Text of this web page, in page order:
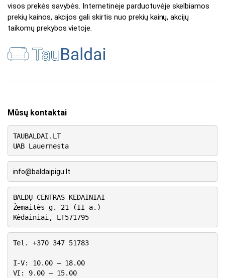
visos prekės savybės. Internetinėje parduotuvėje skelbiamos
prekių kainos, akcijos gali skirtis nuo prekių kainų, akcijų
taikomų prekybos vietoje.
Mūsų kontaktai
TAUBALDAI.LT
UAB Lauernesta
info@baldaipigu.lt
BALDŲ CENTRAS KĖDAINIAI
Žemaitės g. 21 (II a.)
Kėdainiai, LT571795
Tel. +370 347 51783
I-V: 10.00 – 18.00
VI: 9.00 – 15.00